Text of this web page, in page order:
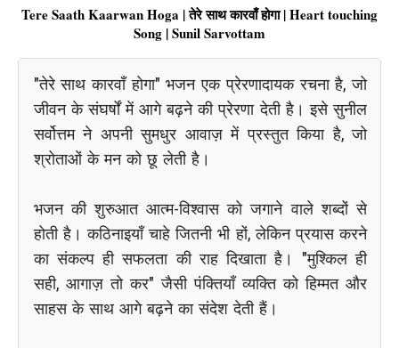
Tere Saath Kaarwan Hoga | तेरे साथ कारवाँ होगा | Heart touching
Song | Sunil Sarvottam
"तेरे साथ कारवाँ होगा" भजन एक प्रेरणादायक रचना है, जो
जीवन के संघर्षों में आगे बढ़ने की प्रेरणा देती है। इसे सुनील
सर्वोत्तम ने अपनी सुमधुर आवाज़ में प्रस्तुत किया है, जो
श्रोताओं के मन को छू लेती है।
भजन की शुरुआत आत्म-विश्वास को जगाने वाले शब्दों से
होती है। कठिनाइयाँ चाहे जितनी भी हों, लेकिन प्रयास करने
का संकल्प ही सफलता की राह दिखाता है। "मुश्किल ही
सही, आगाज़ तो कर" जैसी पंक्तियाँ व्यक्ति को हिम्मत और
साहस के साथ आगे बढ़ने का संदेश देती हैं।